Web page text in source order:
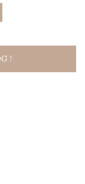
!